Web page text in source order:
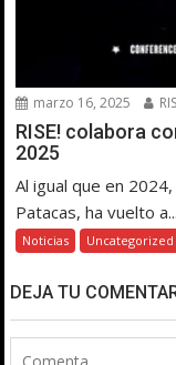
marzo 16, 2025
RISE! colabora
2025
Al igual que en
Patacas, ha vuelto a...
Noticias Uncategorized
DEJA TU